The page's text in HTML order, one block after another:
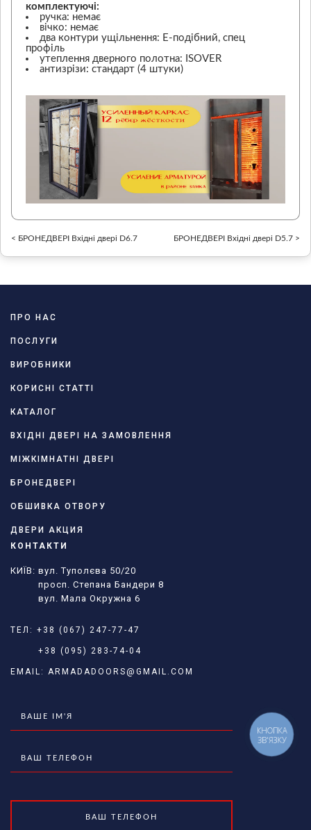
комплектуючі:
ручка: немає
вічко: немає
два контури ущільнення: Е-подібний, спец
профіль
утеплення дверного полотна: ISOVER
антизрізи: стандарт (4 штуки)
< БРОНЕДВЕРІ Вхідні двері D6.7 БРОНЕДВЕРІ Вхідні двері D5.7 >
ПРО НАС
ПОСЛУГИ
ВИРОБНИКИ
КОРИСНІ СТАТТІ
КАТАЛОГ
ВХІДНІ ДВЕРІ НА ЗАМОВЛЕННЯ
МІЖКІМНАТНІ ДВЕРІ
БРОНЕДВЕРІ
ОБШИВКА ОТВОРУ
ДВЕРИ АКЦИЯ
КОНТАКТИ
КИЇВ: вул. Туполєва 50/20
просп. Степана Бандери 8
вул. Мала Окружна 6
ТЕЛ: +38 (067) 247-77-47
+38 (095) 283-74-04
EMAIL: ARMADADOORS@GMAIL.COM
КНОПКА
ЗВ'ЯЗКУ